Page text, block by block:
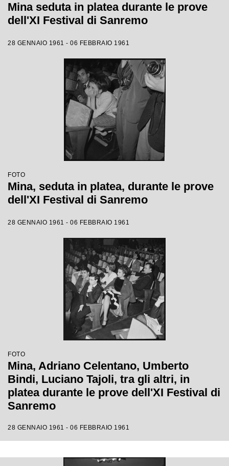
Mina seduta in platea durante le prove
dell'XI Festival di Sanremo
28 GENNAIO 1961 - 06 FEBBRAIO 1961
FOTO
Mina, seduta in platea, durante le prove
dell'XI Festival di Sanremo
28 GENNAIO 1961 - 06 FEBBRAIO 1961
FOTO
Mina, Adriano Celentano, Umberto
Bindi, Luciano Tajoli, tra gli altri, in
platea durante le prove dell'XI Festival di
Sanremo
28 GENNAIO 1961 - 06 FEBBRAIO 1961